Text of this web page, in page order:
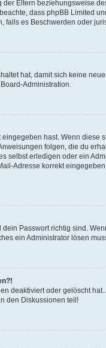
Eltern beziehungsweise
dass phpBB
es Beschwerden oder
hat, damit sich keine
Administration.
hast. Wenn diese
folgen, die du
erledigen oder ein
Adresse korrekt
Passwort richtig sind.
ein Administrator lösen
deaktiviert oder gelöscht
den Diskussionen teil!